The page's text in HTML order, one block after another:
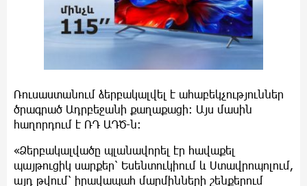
Ռուսաստանում ձերբակալվել է ահաբեկչություններ
ծրագրած Ադրբեջանի քաղաքացի: Այս մասին
հաղորդում է ՌԴ ԱԴԾ-ն:
«Ձերբակալվածը պլանավորել էր հավաքել
պայթուցիկ սարքեր՝ Եսենտուկիում և Ստավրոպոլում,
այդ թվում՝ իրավապահ մարմինների շենքերում